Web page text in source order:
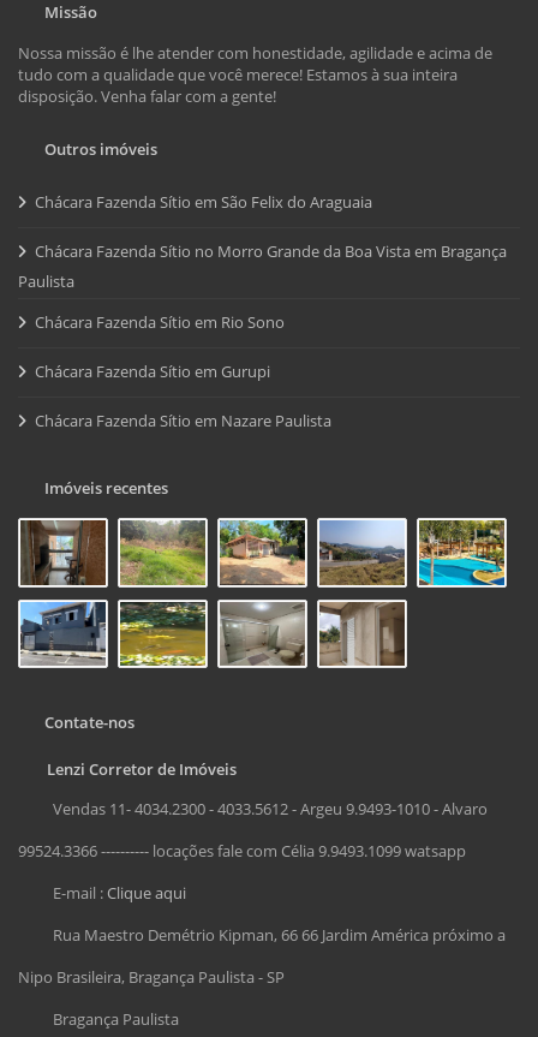
Missão
Nossa missão é lhe atender com honestidade, agilidade e acima de
tudo com a qualidade que você merece! Estamos à sua inteira
disposição. Venha falar com a gente!
Outros imóveis
Chácara Fazenda Sítio em São Felix do Araguaia
Chácara Fazenda Sítio no Morro Grande da Boa Vista em Bragança
Paulista
Chácara Fazenda Sítio em Rio Sono
Chácara Fazenda Sítio em Gurupi
Chácara Fazenda Sítio em Nazare Paulista
Imóveis recentes
Contate-nos
Lenzi Corretor de Imóveis
Vendas 11- 4034.2300 - 4033.5612 - Argeu 9.9493-1010 - Alvaro
99524.3366 ---------- locações fale com Célia 9.9493.1099 watsapp
E-mail :Clique aqui
Rua Maestro Demétrio Kipman, 66 66 Jardim América próximo a
Nipo Brasileira, Bragança Paulista - SP
Bragança Paulista